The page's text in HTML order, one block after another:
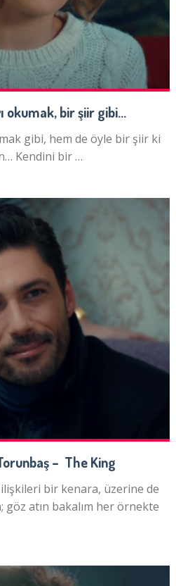
okumak, bir şiir gibi…
gibi, hem de öyle bir şiir ki
Kendini bir …
– The King
ilişkileri bir kenara, üzerine de
göz atın bakalım her örnekte